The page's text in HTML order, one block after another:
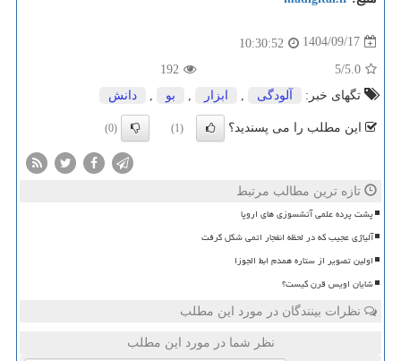
1404/09/17
10:30:52
5.0
/5
192
تگهای خبر:
آلودگی ابزار بو دانش
این مطلب را می پسندید؟ (1)
(0)
تازه ترین مطالب مرتبط
پشت پرده علمی آتشسوزی های اروپا
آلیاژی عجیب که در لحظه انفجار اتمی شکل گرفت
اولین تصویر از ستاره همدم ابط الجوزا
شایان اویس قرن کیست؟
نظرات بینندگان در مورد این مطلب
نظر شما در مورد این مطلب